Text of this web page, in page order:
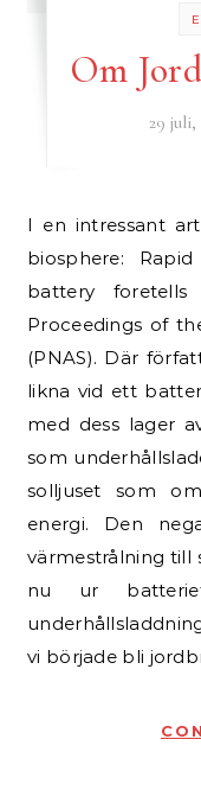
Om
29 juli,
I en intressant artikel ”Human domination of the
biosphere:
battery
Proceedings of
(PNAS). Där
likna vid ett
med dess lager
som
solljuset som
energi. Den
värmestrålning till
nu ur
vi började bli